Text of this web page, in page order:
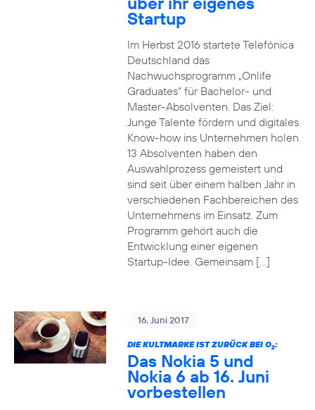
Startup
Im Herbst 2016 startete Telefónica
Deutschland das
Nachwuchsprogramm „Onlife
Graduates“ für Bachelor- und
Master-Absolventen. Das Ziel:
Junge Talente fördern und digitales
Know-how ins Unternehmen holen.
13 Absolventen haben den
Auswahlprozess gemeistert und
sind seit über einem halben Jahr in
verschiedenen Fachbereichen des
Unternehmens im Einsatz. Zum
Programm gehört auch die
Entwicklung einer eigenen
Startup-Idee. Gemeinsam […]
16. Juni 2017
DIE KULTMARKE IST ZURÜCK BEI O2:
Das Nokia 5 und
Nokia 6 ab 16. Juni
vorbestellen